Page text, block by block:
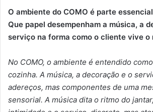
O ambiente do COMO é parte
Que papel desempenham a música, a
serviço na forma como o cliente vive o
No COMO, o ambiente é entendido
cozinha. A música, a decoração e o
adereços, mas componentes de uma
sensorial. A música dita o ritmo do